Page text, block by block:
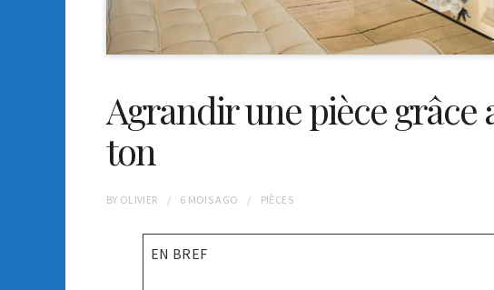
Agrandir une pièce grâce
ton
BY OLIVIER 6 MOISAGO PIÈCES
EN BREF